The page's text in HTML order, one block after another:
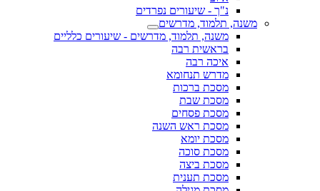
נ"ך - שיעורים נפרדים
משנה, תלמוד, מדרשים
משנה, תלמוד, מדרשים - שיעורים כלליים
בראשית רבה
איכה רבה
מדרש תנחומא
מסכת ברכות
מסכת שבת
מסכת פסחים
מסכת ראש השנה
מסכת יומא
מסכת סוכה
מסכת ביצה
מסכת תענית